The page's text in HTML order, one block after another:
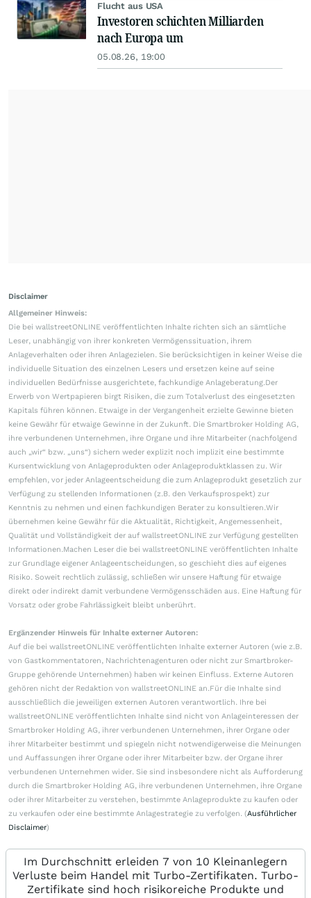
Flucht aus USA
Investoren schichten Milliarden
nach Europa um
05.08.26, 19:00
Disclaimer
Allgemeiner Hinweis:
Die bei wallstreetONLINE veröffentlichten Inhalte richten sich an sämtliche
Leser, unabhängig von ihrer konkreten Vermögenssituation, ihrem
Anlageverhalten oder ihren Anlagezielen. Sie berücksichtigen in keiner Weise die
individuelle Situation des einzelnen Lesers und ersetzen keine auf seine
individuellen Bedürfnisse ausgerichtete, fachkundige Anlageberatung.Der
Erwerb von Wertpapieren birgt Risiken, die zum Totalverlust des eingesetzten
Kapitals führen können. Etwaige in der Vergangenheit erzielte Gewinne bieten
keine Gewähr für etwaige Gewinne in der Zukunft. Die Smartbroker Holding AG,
ihre verbundenen Unternehmen, ihre Organe und ihre Mitarbeiter (nachfolgend
auch „wir“ bzw. „uns“) sichern weder explizit noch implizit eine bestimmte
Kursentwicklung von Anlageprodukten oder Anlageproduktklassen zu. Wir
empfehlen, vor jeder Anlageentscheidung die zum Anlageprodukt gesetzlich zur
Verfügung zu stellenden Informationen (z.B. den Verkaufsprospekt) zur
Kenntnis zu nehmen und einen fachkundigen Berater zu konsultieren.Wir
übernehmen keine Gewähr für die Aktualität, Richtigkeit, Angemessenheit,
Qualität und Vollständigkeit der auf wallstreetONLINE zur Verfügung gestellten
Informationen.Machen Leser die bei wallstreetONLINE veröffentlichten Inhalte
zur Grundlage eigener Anlageentscheidungen, so geschieht dies auf eigenes
Risiko. Soweit rechtlich zulässig, schließen wir unsere Haftung für etwaige
direkt oder indirekt damit verbundene Vermögensschäden aus. Eine Haftung für
Vorsatz oder grobe Fahrlässigkeit bleibt unberührt.
Ergänzender Hinweis für Inhalte externer Autoren:
Auf die bei wallstreetONLINE veröffentlichten Inhalte externer Autoren (wie z.B.
von Gastkommentatoren, Nachrichtenagenturen oder nicht zur Smartbroker-
Gruppe gehörende Unternehmen) haben wir keinen Einfluss. Externe Autoren
gehören nicht der Redaktion von wallstreetONLINE an.Für die Inhalte sind
ausschließlich die jeweiligen externen Autoren verantwortlich. Ihre bei
wallstreetONLINE veröffentlichten Inhalte sind nicht von Anlageinteressen der
Smartbroker Holding AG, ihrer verbundenen Unternehmen, ihrer Organe oder
ihrer Mitarbeiter bestimmt und spiegeln nicht notwendigerweise die Meinungen
und Auffassungen ihrer Organe oder ihrer Mitarbeiter bzw. der Organe ihrer
verbundenen Unternehmen wider. Sie sind insbesondere nicht als Aufforderung
durch die Smartbroker Holding AG, ihre verbundenen Unternehmen, ihre Organe
oder ihrer Mitarbeiter zu verstehen, bestimmte Anlageprodukte zu kaufen oder
zu verkaufen oder eine bestimmte Anlagestrategie zu verfolgen. (Ausführlicher
Disclaimer)
Im Durchschnitt erleiden 7 von 10 Kleinanlegern
Verluste beim Handel mit Turbo-Zertifikaten. Turbo-
Zertifikate sind hoch risikoreiche Produkte und